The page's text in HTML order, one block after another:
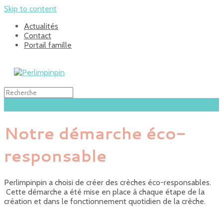
Skip to content
Actualités
Contact
Portail famille
Notre démarche éco-
responsable
Perlimpinpin a choisi de créer des crèches éco-responsables.
Cette démarche a été mise en place à chaque étape de la
création et dans le fonctionnement quotidien de la crèche.